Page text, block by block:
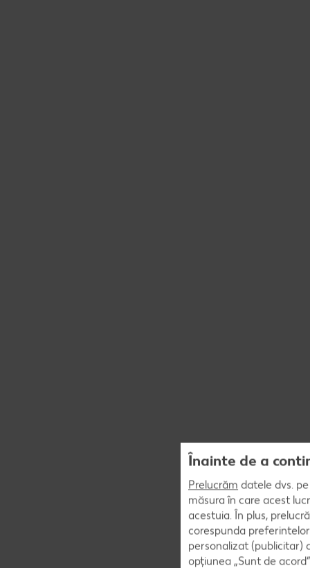
Înainte de a
Prelucrăm datele dvs.
măsura în care acest
acestuia. În plus,
corespunda
personalizat (publicitar)
opțiunea „Sunt de